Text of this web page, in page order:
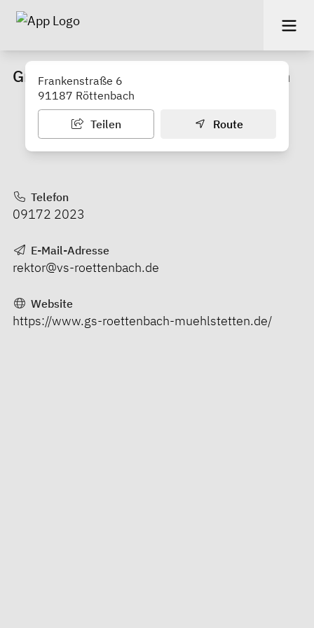
Grundschule Röttenbach-Mühlstetten
Frankenstraße 6
91187 Röttenbach
Teilen Route
Telefon
09172 2023
E-Mail-Adresse
rektor@vs-roettenbach.de
Website
https://www.gs-roettenbach-muehlstetten.de/